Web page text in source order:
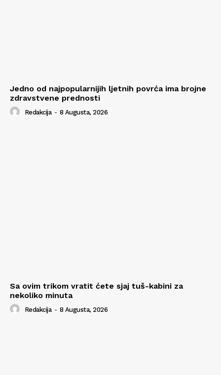
Jedno od najpopularnijih ljetnih povrća ima brojne
zdravstvene prednosti
Redakcija - 8 Augusta, 2026
Sa ovim trikom vratit ćete sjaj tuš-kabini za
nekoliko minuta
Redakcija - 8 Augusta, 2026